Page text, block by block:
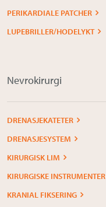
PERIKARDIALE PATCHER
LUPEBRILLER/HODELYKT
Nevrokirurgi
DRENASJEKATETER
DRENASJESYSTEM
KIRURGISK LIM
KIRURGISKE INSTRUMENTER
KRANIAL FIKSERING